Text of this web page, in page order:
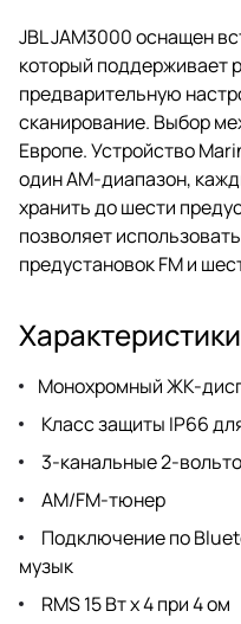
JBL JAM3000 оснащен
который поддерживает
предварительную
сканирование. Выбор
Европе. Устройство
один AM-диапазон,
хранить до шести
позволяет
предустановок FM и
Монохромный ЖК-
Класс защиты IP66
3-канальные 2-
AM/FM-тюнер
Подключение по
музык
RMS 15 Вт x 4 при 4 ом